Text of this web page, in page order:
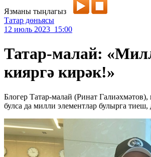
Язманы тыңлагыз
Татар дөньясы
12 июль 2023 15:00
Татар-малай:
кияргә кирәк!»
Блогер Татар-малай (Ринат Галиәхмәтов),
булса да милли элементлар булырга тиеш,